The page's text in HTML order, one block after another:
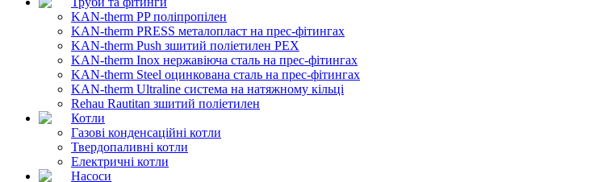
KAN-therm PP поліпропілен
KAN-therm PRESS металопласт на прес-фітингах
KAN-therm Push зшитий поліетилен PEX
KAN-therm Inox нержавіюча сталь на прес-фітингах
KAN-therm Steel оцинкована сталь на прес-фітингах
KAN-therm Ultraline система на натяжному кільці
Rehau Rautitan зшитий поліетилен
Котли
Газові конденсаційні котли
Твердопаливні котли
Електричні котли
Насоси